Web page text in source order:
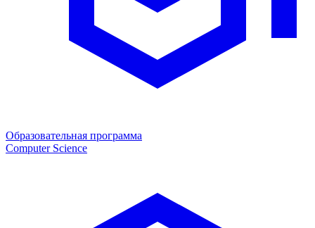
Образовательная программа
Computer Science